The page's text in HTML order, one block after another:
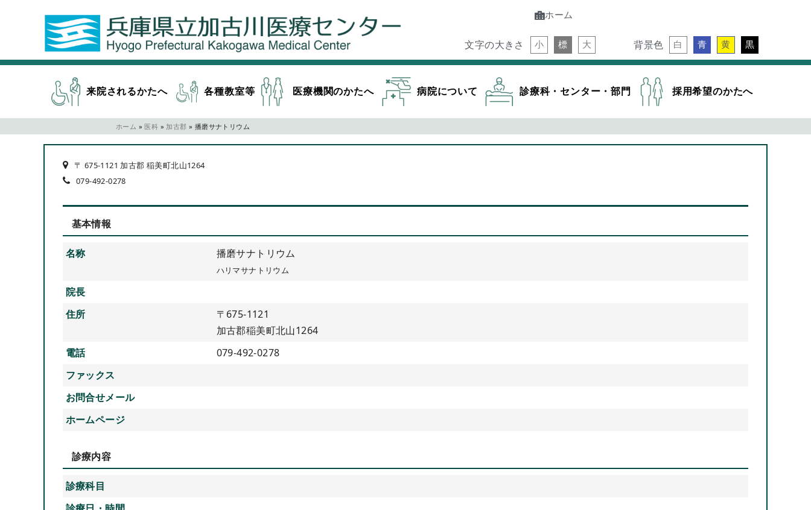
ホーム
文字の大きさ 小 標 大 背景色 白 青 黄 黒
来院されるかたへ 各種教室等 医療機関のかたへ 病院について 診療科・センター・部門 採用希望のかたへ
ホーム » 医科 » 加古郡 » 播磨サナトリウム
〒 675-1121 加古郡 稲美町北山1264
079-492-0278
基本情報
名称 播磨サナトリウム
ハリマサナトリウム
院長
住所
〒675-1121
加古郡稲美町北山1264
電話
079-492-0278
ファックス
お問合せメール
ホームページ
診療内容
診療科目